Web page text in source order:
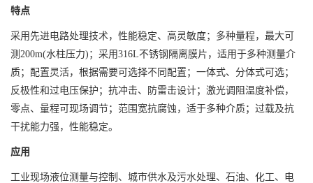
特点
采用先进电路处理技术，性能稳定、高灵敏度；多种量程，最大可
测200m(水柱压力)；采用316L不锈钢隔离膜片，适用于多种测量介
质；配置灵活，根据需要可选择不同配置；一体式、分体式可选；
反极性和过电压保护；抗冲击、防雷击设计；激光调阻温度补偿，
零点、量程可现场调节；范围宽抗腐蚀，适于多种介质；过载及抗
干扰能力强，性能稳定。
应用
工业现场液位测量与控制、城市供水及污水处理、石油、化工、电